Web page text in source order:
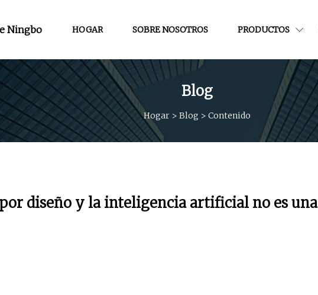
Ningbo HOGAR SOBRE NOSOTROS PRODUCTOS
Blog
Hogar> Blog > Contenido
diseño y la inteligencia artificial no es una